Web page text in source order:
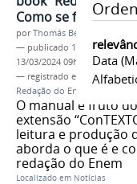
Data
Como se faz?”
porThomás Bertozzi de
— publicado 11/11/2021—
13/03/2024 09h36
— registrado em:
Campus
Redação do Enem
O manual é fruto
extensão
leitura e produção
aborda o que é e
redação do Enem
Localizado em Notícias